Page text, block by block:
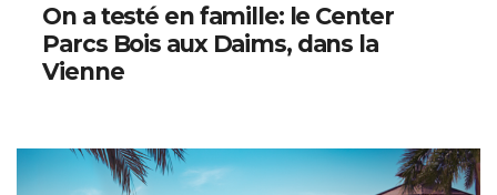
On a testé en famille: le Center
Parcs Bois aux Daims, dans la
Vienne